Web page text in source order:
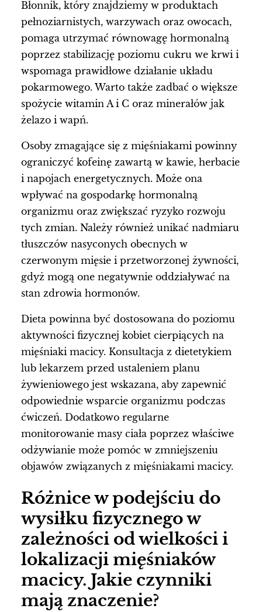
Błonnik, który znajdziemy w produktach
pełnoziarnistych, warzywach oraz owocach,
pomaga utrzymać równowagę hormonalną
poprzez stabilizację poziomu cukru we krwi i
wspomaga prawidłowe działanie układu
pokarmowego. Warto także zadbać o większe
spożycie witamin A i C oraz minerałów jak
żelazo i wapń.
Osoby zmagające się z mięśniakami powinny
ograniczyć kofeinę zawartą w kawie, herbacie
i napojach energetycznych. Może ona
wpływać na gospodarkę hormonalną
organizmu oraz zwiększać ryzyko rozwoju
tych zmian. Należy również unikać nadmiaru
tłuszczów nasyconych obecnych w
czerwonym mięsie i przetworzonej żywności,
gdyż mogą one negatywnie oddziaływać na
stan zdrowia hormonów.
Dieta powinna być dostosowana do poziomu
aktywności fizycznej kobiet cierpiących na
mięśniaki macicy. Konsultacja z dietetykiem
lub lekarzem przed ustaleniem planu
żywieniowego jest wskazana, aby zapewnić
odpowiednie wsparcie organizmu podczas
ćwiczeń. Dodatkowo regularne
monitorowanie masy ciała poprzez właściwe
odżywianie może pomóc w zmniejszeniu
objawów związanych z mięśniakami macicy.
Różnice w podejściu do
wysiłku fizycznego w
zależności od wielkości i
lokalizacji mięśniaków
macicy. Jakie czynniki
mają znaczenie?